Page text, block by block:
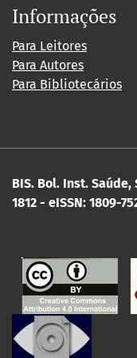
Informações
Para Leitores
Para Autores
Para Bibliotecários
BIS. Bol. Inst. Saúde,
1812 - eISSN: 1809-